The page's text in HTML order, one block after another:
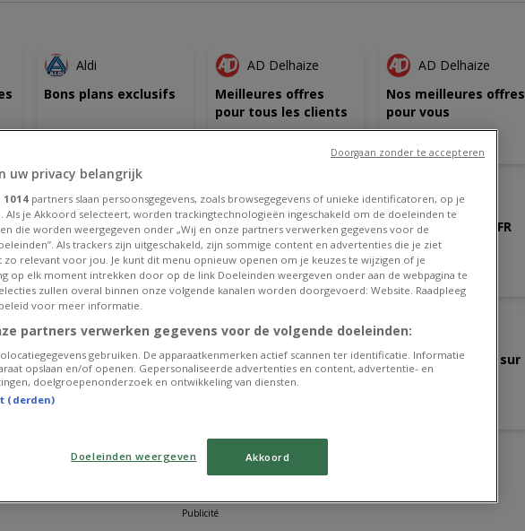
Aldi
Bons plans exclusifs
Expire le
AD Delhaize
Meilleures offres
pour tous les clients
Expire le
AD Delhaize
Nos meilleures offres
pour vous
Expire le
12/08
Proxy Delhaize
Folder de la semaine
Expire le
12/08
Delhaize
Folder Delhaize - NL
Expire le
12/08
Delhaize
Folder Delhaize - FR
Expire le
12/08
ANTICIPÉ
Colruyt
Nos meilleures
bonnes affaires
Expire le
-4 JOURS
Weba
Oferta
Super réductions sur
des produits
VOIR PLUS
Publicité
uw privacy belangrijk
1014 partners slaan persoonsgegevens, zoals browsegegevens of unieke identificatoren, op je
Als je Akkoord selecteert, worden trackingtechnologieën ingeschakeld om de doeleinden te
die worden weergegeven onder „Wij en onze partners verwerken gegevens voor de
Als trackers zijn uitgeschakeld, zijn sommige content en advertenties die je ziet
zo relevant voor jou. Je kunt dit menu opnieuw openen om je keuzes te wijzigen of je
op elk moment intrekken door op de link Doeleinden weergeven onder aan de webpagina te
zullen overal binnen onze volgende kanalen worden doorgevoerd: Website. Raadpleeg
voor meer informatie.
partners verwerken gegevens voor de volgende doeleinden:
gebruiken. De apparaatkenmerken actief scannen ter identificatie. Informatie
opslaan en/of openen. Gepersonaliseerde advertenties en content, advertentie- en
doelgroepenonderzoek en ontwikkeling van diensten.
(derden)
Doeleinden weergeven Akkoord
Doorgaan zonder te accepteren